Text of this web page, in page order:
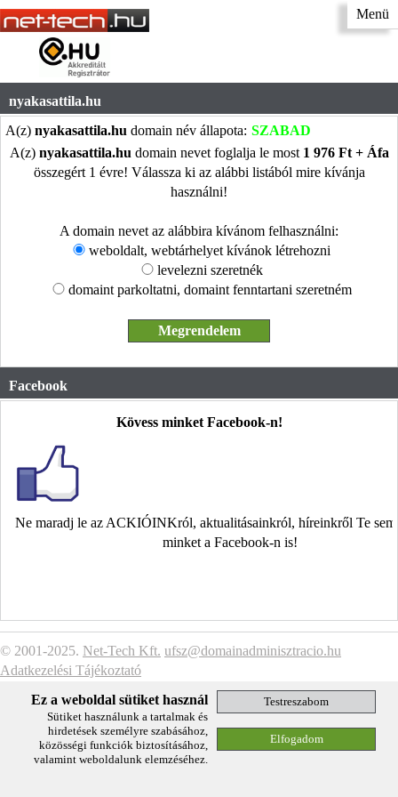
Menü
nyakasattila.hu
A(z) nyakasattila.hu domain név állapota: SZABAD
A(z) nyakasattila.hu domain nevet foglalja le most 1 976 Ft + Áfa
összegért 1 évre! Válassza ki az alábbi listából mire kívánja
használni!
A domain nevet az alábbira kívánom felhasználni:
weboldalt, webtárhelyet kívánok létrehozni
levelezni szeretnék
domaint parkoltatni, domaint fenntartani szeretném
Facebook
Kövess minket Facebook-n!
Ne maradj le az ACKIÓINKról, aktualitásainkról, híreinkről Te
minket a Facebook-n is!
© 2001-2025. Net-Tech Kft. ufsz@domainadminisztracio.hu
Adatkezelési Tájékoztató
Ez a weboldal sütiket használ
Sütiket használunk a tartalmak és
hirdetések személyre szabásához,
közösségi funkciók biztosításához,
valamint weboldalunk elemzéséhez.